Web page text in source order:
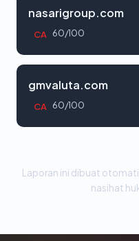
nasarigroup.com
CA 60/100
gmvaluta.com
CA 60/100
Laporan ini dibuat
nasihat